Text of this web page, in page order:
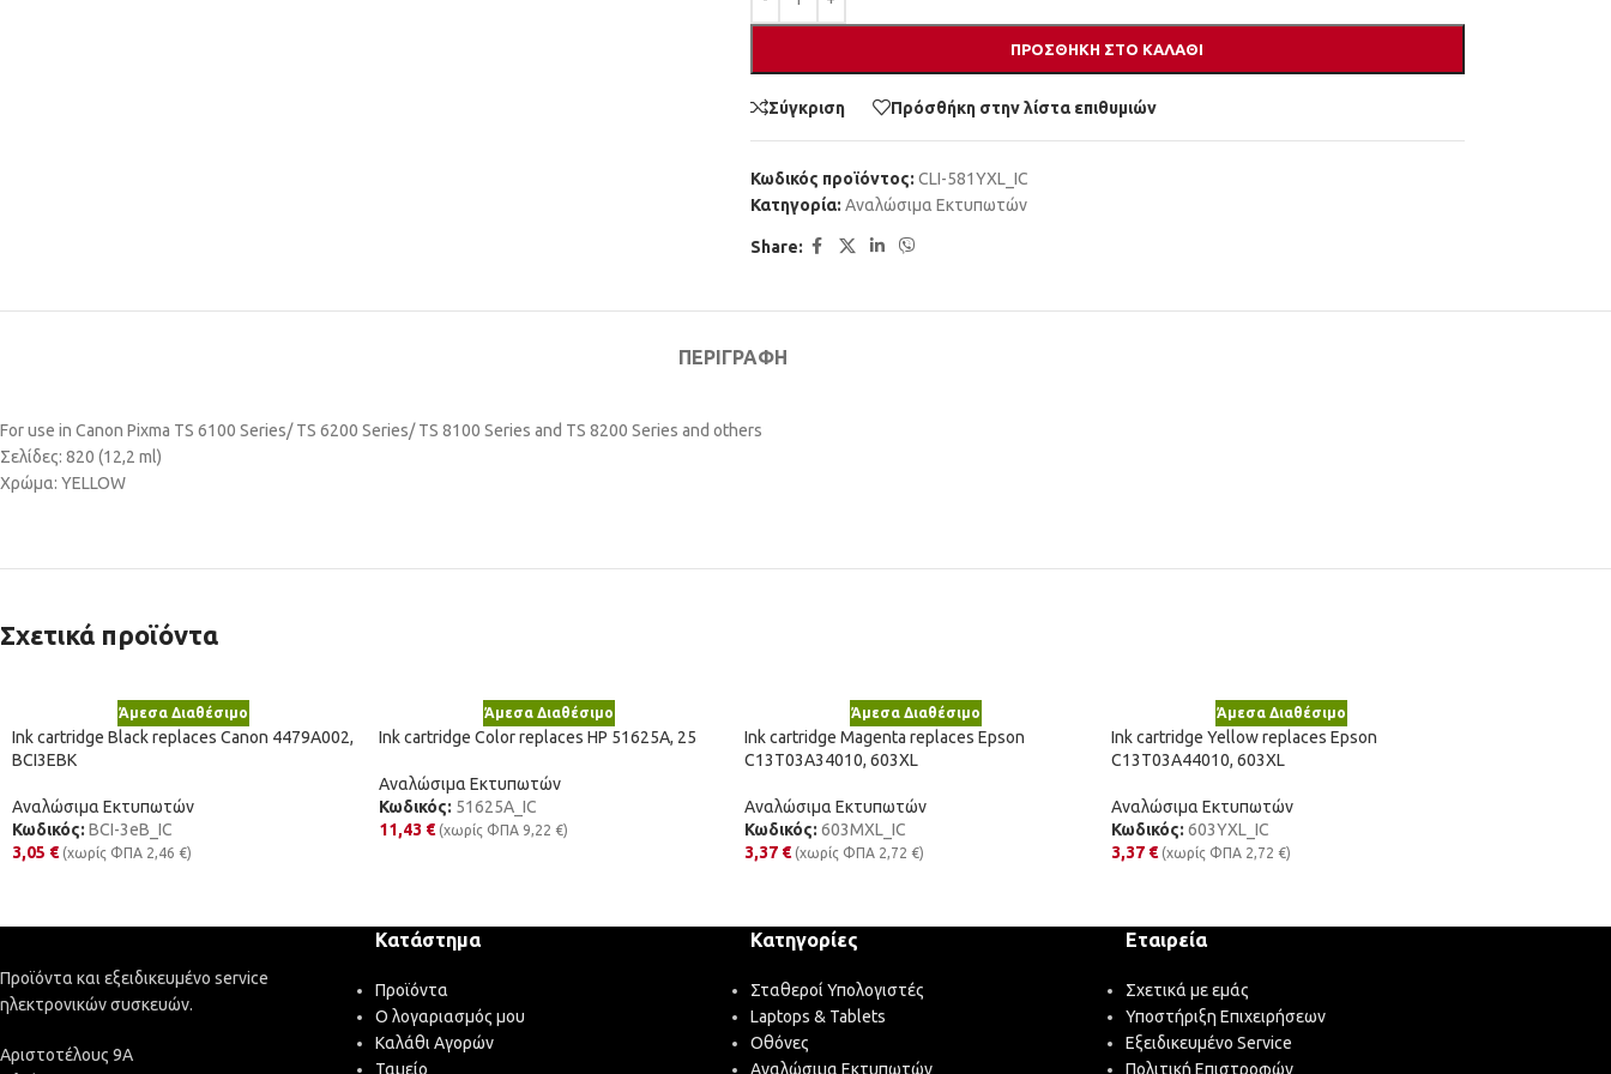
ΠΡΟΣΘΉΚΗ ΣΤΟ ΚΑΛΆΘΙ
Σύγκριση Πρόσθήκη στην λίστα επιθυμιών
Κωδικός προϊόντος: CLI-581YXL_IC
Κατηγορία: Αναλώσιμα Εκτυπωτών
Share:
ΠΕΡΙΓΡΑΦΉ
For use in Canon Pixma TS 6100 Series/ TS 6200 Series/ TS 8100 Series and TS 8200 Series and others
Σελίδες: 820 (12,2 ml)
Χρώμα: YELLOW
Σχετικά προϊόντα
Άμεσα Διαθέσιμο
Ink cartridge Black replaces Canon 4479A002,
BCI3EBK
Αναλώσιμα Εκτυπωτών
Κωδικός: BCI-3eB_IC
3,05 € (χωρίς ΦΠΑ 2,46 €)
Άμεσα Διαθέσιμο
Ink cartridge Color replaces HP 51625A, 25
Αναλώσιμα Εκτυπωτών
Κωδικός: 51625A_IC
11,43 € (χωρίς ΦΠΑ 9,22 €)
Άμεσα Διαθέσιμο
Ink cartridge Magenta replaces Epson
C13T03A34010, 603XL
Αναλώσιμα Εκτυπωτών
Κωδικός: 603MXL_IC
3,37 € (χωρίς ΦΠΑ 2,72 €)
Άμεσα Διαθέσιμο
Ink cartridge Yellow replaces Epson
C13T03A44010, 603XL
Αναλώσιμα Εκτυπωτών
Κωδικός: 603YXL_IC
3,37 € (χωρίς ΦΠΑ 2,72 €)
Προϊόντα και εξειδικευμένο service
ηλεκτρονικών συσκευών.
Αριστοτέλους 9Α
Κατάστημα
Προϊόντα
Ο λογαριασμός μου
Καλάθι Αγορών
Ταμείο
Κατηγορίες
Σταθεροί Υπολογιστές
Laptops & Tablets
Οθόνες
Αναλώσιμα Εκτυπωτών
Εταιρεία
Σχετικά με εμάς
Υποστήριξη Επιχειρήσεων
Εξειδικευμένο Service
Πολιτική Επιστροφών